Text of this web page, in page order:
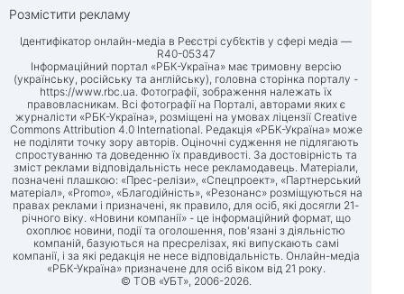
Розмістити рекламу
Ідентифікатор онлайн-медіа в Реєстрі суб’єктів у сфері медіа —
R40-05347
Інформаційний портал «РБК-Україна» має тримовну версію
(українську, російську та англійську), головна сторінка порталу -
https://www.rbc.ua. Фотографії, зображення належать їх
правовласникам. Всі фотографії на Порталі, авторами яких є
журналісти «РБК-Україна», розміщені на умовах ліцензії Creative
Commons Attribution 4.0 International. Редакція «РБК-Україна» може
не поділяти точку зору авторів. Оціночні судження не підлягають
спростуванню та доведенню їх правдивості. За достовірність та
зміст реклами відповідальність несе рекламодавець. Матеріали,
позначені плашкою: «Прес-релізи», «Спецпроект», «Партнерський
матеріал», «Promo», «Благодійність», «Резонанс» розміщуються на
правах реклами і призначені, як правило, для осіб, які досягли 21-
річного віку. «Новини компанії» - це інформаційний формат, що
охоплює новини, події та оголошення, пов'язані з діяльністю
компаній, базуються на пресрелізах, які випускають самі
компанії, і за які редакція не несе відповідальність. Онлайн-медіа
«РБК-Україна» призначене для осіб віком від 21 року.
© ТОВ «УБТ», 2006-2026.